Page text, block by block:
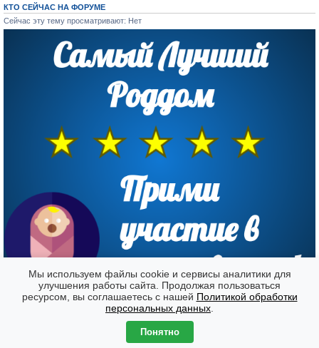
КТО СЕЙЧАС НА ФОРУМЕ
Сейчас эту тему просматривают: Нет
Часовой пояс: GMT + 7
phpBB ® Forum Software © phpBB Limited
Мы используем файлы cookie и сервисы аналитики для
улучшения работы сайта. Продолжая пользоваться
ресурсом, вы соглашаетесь с нашей Политикой обработки
персональных данных
Понятно